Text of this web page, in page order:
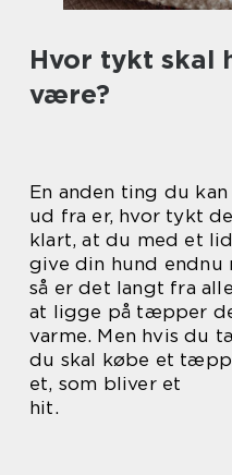
Hvor tykt skal
være?
En anden ting du
ud fra er, hvor tykt
klart, at du med et
give din hund endnu
så er det langt fra
at ligge på tæpper
varme. Men hvis du
du skal købe et
et, som bliver et
hit.